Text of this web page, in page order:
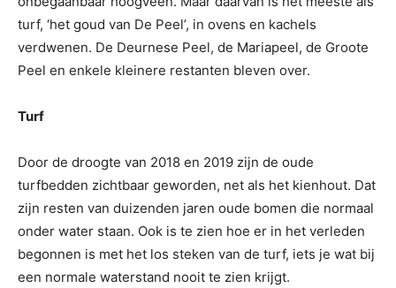
turf, ‘het goud van De Peel’, in ovens en kachels
verdwenen. De Deurnese Peel, de Mariapeel, de Groote
Peel en enkele kleinere restanten bleven over.
Turf
Door de droogte van 2018 en 2019 zijn de oude
turfbedden zichtbaar geworden, net als het kienhout. Dat
zijn resten van duizenden jaren oude bomen die normaal
onder water staan. Ook is te zien hoe er in het verleden
begonnen is met het los steken van de turf, iets je wat bij
een normale waterstand nooit te zien krijgt.